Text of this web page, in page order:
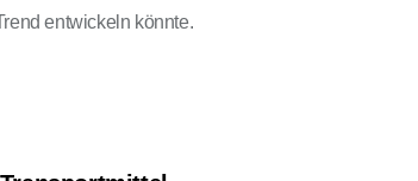
entwickeln könnte.